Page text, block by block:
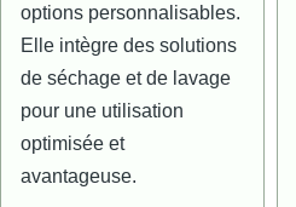
options personnalisables.
Elle intègre des solutions
de séchage et de lavage
pour une utilisation
optimisée et
avantageuse.